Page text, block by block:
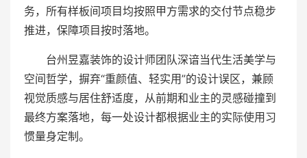
务，所有样板间项目均按照甲方需求的交付节点稳步
推进，保障项目按时落地。
台州昱嘉装饰的设计师团队深谙当代生活美学与
空间哲学，摒弃“重颜值、轻实用”的设计误区，兼顾
视觉质感与居住舒适度，从前期和业主的灵感碰撞到
最终方案落地，每一处设计都根据业主的实际使用习
惯量身定制。